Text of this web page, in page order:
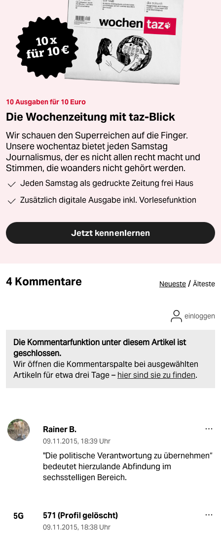
10 Ausgaben für 10 Euro
Die Wochenzeitung mit taz-Blick
Wir schauen den Superreichen auf die Finger.
Unsere wochentaz bietet jeden Samstag
Journalismus, der es nicht allen recht macht und
Stimmen, die woanders nicht gehört werden.
Jeden Samstag als gedruckte Zeitung frei Haus
Zusätzlich digitale Ausgabe inkl. Vorlesefunktion
Jetzt kennenlernen
4 Kommentare Neueste / Älteste
Die Kommentarfunktion unter diesem Artikel ist
geschlossen.
Wir öffnen die Kommentarspalte bei ausgewählten
Artikeln für etwa drei Tage – hier sind sie zu finden.
einloggen
Rainer B.
09.11.2015, 18:39 Uhr
"Die politische Verantwortung zu übernehmen“
bedeutet hierzulande Abfindung im
sechsstelligen Bereich.
5G 571 (Profil gelöscht)
09.11.2015, 18:38 Uhr